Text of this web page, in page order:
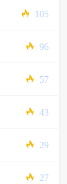
105
96
57
43
29
27